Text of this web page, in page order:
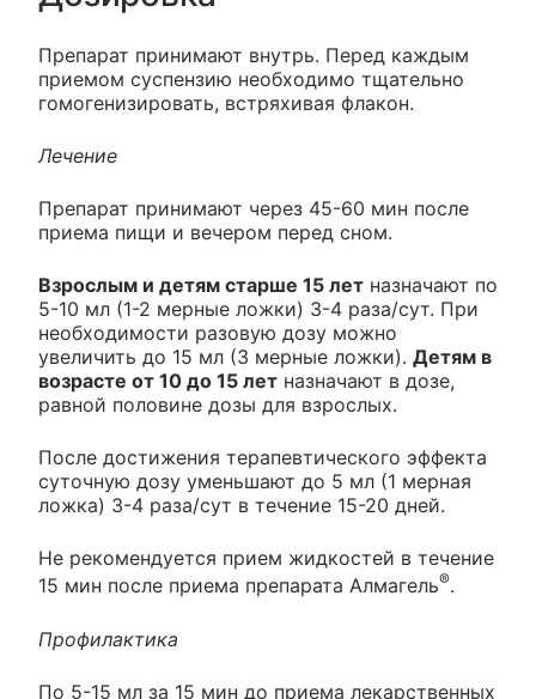
Препарат принимают внутрь. Перед каждым
приемом суспензию необходимо тщательно
гомогенизировать, встряхивая флакон.
Лечение
Препарат принимают через 45-60 мин после
приема пищи и вечером перед сном.
Взрослым и детям старше 15 лет назначают по
5-10 мл (1-2 мерные ложки) 3-4 раза/сут. При
необходимости разовую дозу можно
увеличить до 15 мл (3 мерные ложки). Детям в
возрасте от 10 до 15 лет назначают в дозе,
равной половине дозы для взрослых.
После достижения терапевтического эффекта
суточную дозу уменьшают до 5 мл (1 мерная
ложка) 3-4 раза/сут в течение 15-20 дней.
Не рекомендуется прием жидкостей в течение
15 мин после приема препарата Алмагель®.
Профилактика
По 5-15 мл за 15 мин до приема лекарственных